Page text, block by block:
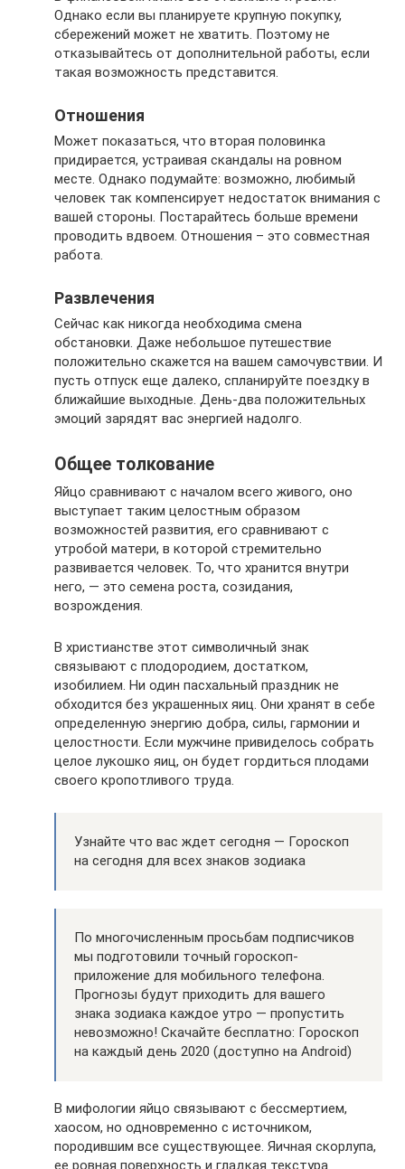
Однако если вы планируете крупную покупку,
сбережений может не хватить. Поэтому не
отказывайтесь от дополнительной работы, если
такая возможность представится.
Отношения
Может показаться, что вторая половинка
придирается, устраивая скандалы на ровном
месте. Однако подумайте: возможно, любимый
человек так компенсирует недостаток внимания с
вашей стороны. Постарайтесь больше времени
проводить вдвоем. Отношения – это совместная
работа.
Развлечения
Сейчас как никогда необходима смена
обстановки. Даже небольшое путешествие
положительно скажется на вашем самочувствии. И
пусть отпуск еще далеко, спланируйте поездку в
ближайшие выходные. День-два положительных
эмоций зарядят вас энергией надолго.
Общее толкование
Яйцо сравнивают с началом всего живого, оно
выступает таким целостным образом
возможностей развития, его сравнивают с
утробой матери, в которой стремительно
развивается человек. То, что хранится внутри
него, — это семена роста, созидания,
возрождения.
В христианстве этот символичный знак
связывают с плодородием, достатком,
изобилием. Ни один пасхальный праздник не
обходится без украшенных яиц. Они хранят в себе
определенную энергию добра, силы, гармонии и
целостности. Если мужчине привиделось собрать
целое лукошко яиц, он будет гордиться плодами
своего кропотливого труда.
Узнайте что вас ждет сегодня — Гороскоп
на сегодня для всех знаков зодиака
По многочисленным просьбам подписчиков
мы подготовили точный гороскоп-
приложение для мобильного телефона.
Прогнозы будут приходить для вашего
знака зодиака каждое утро — пропустить
невозможно! Скачайте бесплатно: Гороскоп
на каждый день 2020 (доступно на Android)
В мифологии яйцо связывают с бессмертием,
хаосом, но одновременно с источником,
породившим все существующее. Яичная скорлупа,
ее ровная поверхность и гладкая текстура